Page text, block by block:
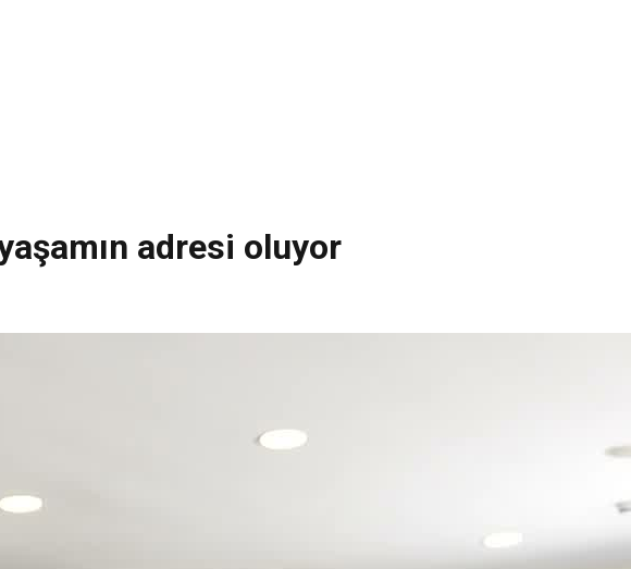
adresi oluyor